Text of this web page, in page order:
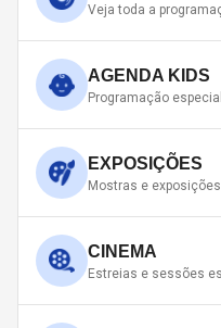
Veja toda a
AGENDA KIDS
Programação
EXPOSIÇÕES
Mostras e
CINEMA
Estreias e sessões